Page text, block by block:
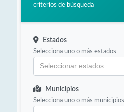
criterios de búsqueda
Estados
Selecciona uno o más estados
Municipios
Selecciona uno o más municipios